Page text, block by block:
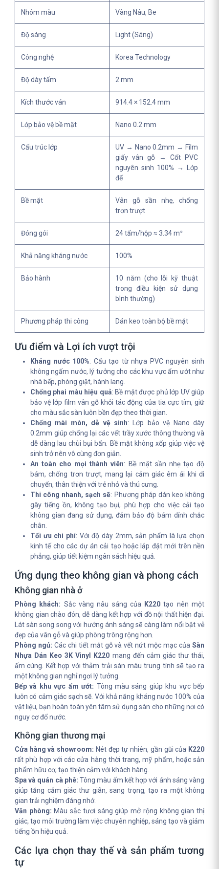
Nhóm màu Vàng Nâu, Be
Độ sáng Light (Sáng)
Công nghệ Korea Technology
Độ dày tấm 2 mm
Kích thước ván 914.4 × 152.4 mm
Lớp bảo vệ bề mặt Nano 0.2 mm
Cấu trúc lớp
UV → Nano 0.2mm → Film
giấy vân gỗ → Cốt PVC
nguyên sinh 100% → Lớp
đế
Bề mặt
Vân gỗ sần nhẹ, chống
trơn trượt
Đóng gói 24 tấm/hộp ≈ 3.34 m²
Khả năng kháng nước 100%
Bảo hành
10 năm (cho lỗi kỹ thuật
trong điều kiện sử dụng
bình thường)
Phương pháp thi công Dán keo toàn bộ bề mặt
Ưu điểm và Lợi ích vượt trội
Kháng nước 100%: Cấu tạo từ nhựa PVC nguyên sinh
không ngấm nước, lý tưởng cho các khu vực ẩm ướt như
nhà bếp, phòng giặt, hành lang.
Chống phai màu hiệu quả: Bề mặt được phủ lớp UV giúp
bảo vệ lớp film vân gỗ khỏi tác động của tia cực tím, giữ
cho màu sắc sàn luôn bền đẹp theo thời gian.
Chống mài mòn, dễ vệ sinh: Lớp bảo vệ Nano dày
0.2mm giúp chống lại các vết trầy xước thông thường và
dễ dàng lau chùi bụi bẩn. Bề mặt không xốp giúp việc vệ
sinh trở nên vô cùng đơn giản.
An toàn cho mọi thành viên: Bề mặt sần nhẹ tạo độ
bám, chống trơn trượt, mang lại cảm giác êm ái khi di
chuyển, thân thiện với trẻ nhỏ và thú cưng.
Thi công nhanh, sạch sẽ: Phương pháp dán keo không
gây tiếng ồn, không tạo bụi, phù hợp cho việc cải tạo
không gian đang sử dụng, đảm bảo độ bám dính chắc
chắn.
Tối ưu chi phí: Với độ dày 2mm, sản phẩm là lựa chọn
kinh tế cho các dự án cải tạo hoặc lắp đặt mới trên nền
phẳng, giúp tiết kiệm ngân sách hiệu quả.
Ứng dụng theo không gian và phong cách
Không gian nhà ở
Phòng khách: Sắc vàng nâu sáng của K220 tạo nên một
không gian chào đón, dễ dàng kết hợp với đồ nội thất hiện đại.
Lát sàn song song với hướng ánh sáng sẽ càng làm nổi bật vẻ
đẹp của vân gỗ và giúp phòng trông rộng hơn.
Phòng ngủ: Các chi tiết mắt gỗ và vết nứt mộc mạc củaSàn
Nhựa Dán Keo 3K Vinyl K220 mang đến cảm giác thư thái,
ấm cúng. Kết hợp với thảm trải sàn màu trung tính sẽ tạo ra
một không gian nghỉ ngơi lý tưởng.
Bếp và khu vực ẩm ướt: Tông màu sáng giúp khu vực bếp
luôn có cảm giác sạch sẽ. Với khả năng kháng nước 100% của
vật liệu, bạn hoàn toàn yên tâm sử dụng sàn cho những nơi có
nguy cơ đổ nước.
Không gian thương mại
Cửa hàng và showroom: Nét đẹp tự nhiên, gần gũi của K220
rất phù hợp với các cửa hàng thời trang, mỹ phẩm, hoặc sản
phẩm hữu cơ, tạo thiện cảm với khách hàng.
Spa và quán cà phê: Tông màu ấm kết hợp với ánh sáng vàng
giúp tăng cảm giác thư giãn, sang trọng, tạo ra một không
gian trải nghiệm đáng nhớ.
Văn phòng: Màu sắc tươi sáng giúp mở rộng không gian thị
giác, tạo môi trường làm việc chuyên nghiệp, sáng tạo và giảm
tiếng ồn hiệu quả.
Các lựa chọn thay thế và sản phẩm tương
tự